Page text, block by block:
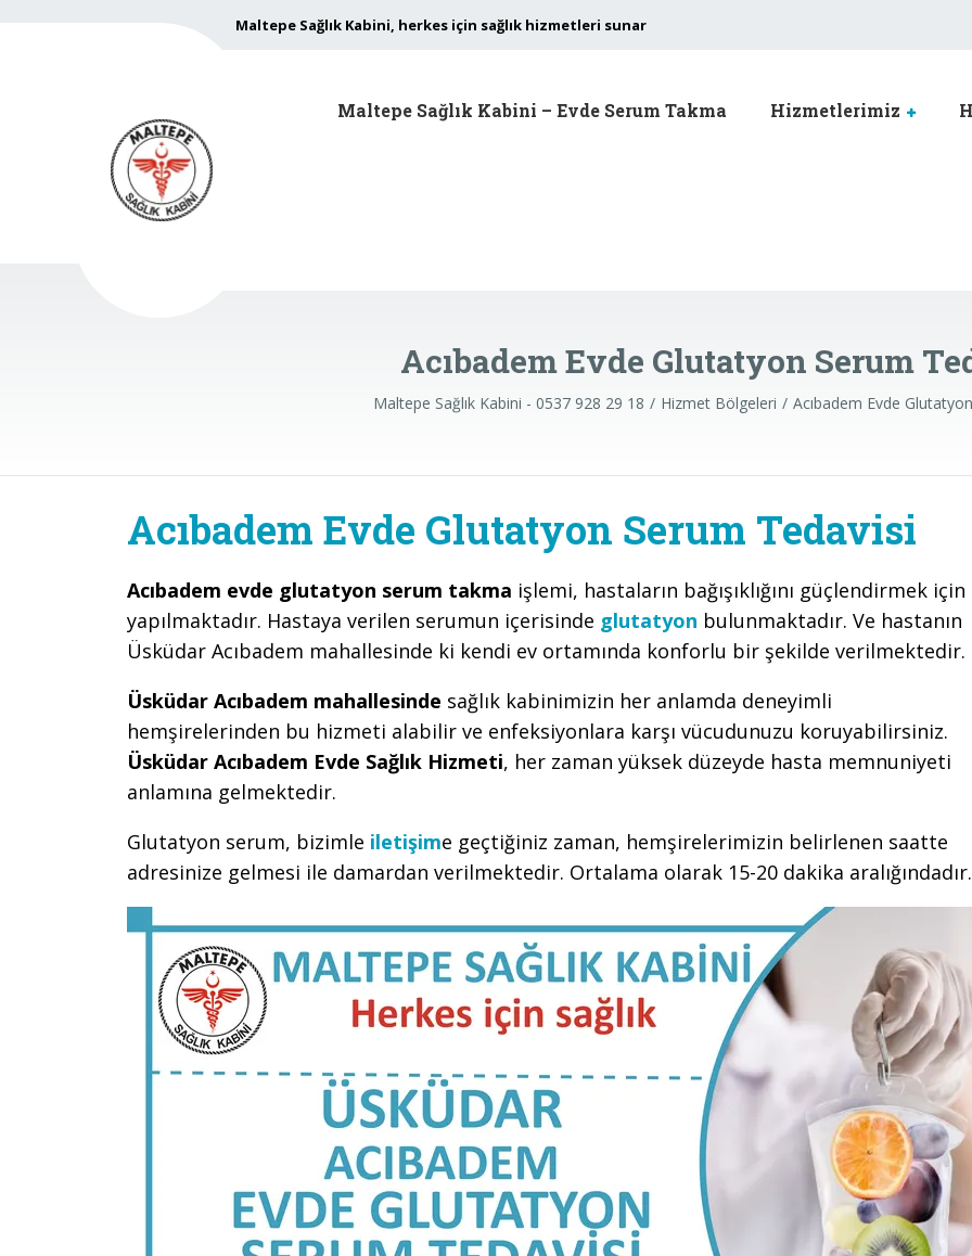
Maltepe Sağlık Kabini, herkes için sağlık hizmetleri sunar
Maltepe Sağlık Kabini – Evde Serum Takma Hizmetlerimiz
Acıbadem Evde Glutatyon Serum
Maltepe Sağlık Kabini - 0537 928 29 18 Hizmet Bölgeleri Acıbadem Evde
Acıbadem Evde Glutatyon Serum Tedavisi
Acıbadem evde glutatyon serum takma işlemi, hastaların bağışıklığını güçlendirmek için
yapılmaktadır. Hastaya verilen serumun içerisinde glutatyon bulunmaktadır. Ve hastanın
Üsküdar Acıbadem mahallesinde ki kendi ev ortamında konforlu bir şekilde verilmektedir.
Üsküdar Acıbadem mahallesinde sağlık kabinimizin her anlamda deneyimli
hemşirelerinden bu hizmeti alabilir ve enfeksiyonlara karşı vücudunuzu koruyabilirsiniz.
Üsküdar Acıbadem Evde Sağlık Hizmeti, her zaman yüksek düzeyde hasta memnuniyeti
anlamına gelmektedir.
Glutatyon serum, bizimle iletişime geçtiğiniz zaman, hemşirelerimizin belirlenen saatte
adresinize gelmesi ile damardan verilmektedir. Ortalama olarak 15-20 dakika aralığındadır.